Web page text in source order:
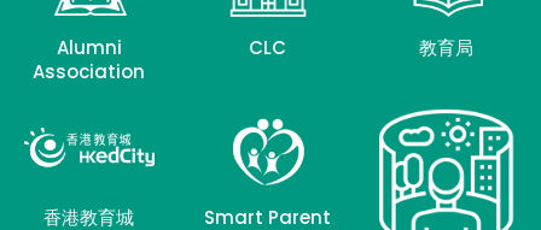
Alumni
Association
CLC 教育局
香港教育城
Smart Parent